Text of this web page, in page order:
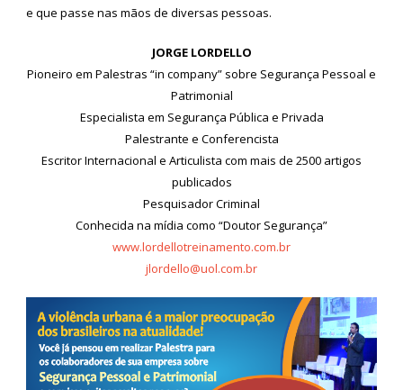
e que passe nas mãos de diversas pessoas.
JORGE LORDELLO
Pioneiro em Palestras “in company” sobre Segurança Pessoal e
Patrimonial
Especialista em Segurança Pública e Privada
Palestrante e Conferencista
Escritor Internacional e Articulista com mais de 2500 artigos
publicados
Pesquisador Criminal
Conhecida na mídia como “Doutor Segurança”
www.lordellotreinamento.com.br
jlordello@uol.com.br